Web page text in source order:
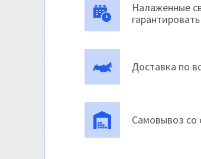
Налаженные
Доставка по
Самовывоз со